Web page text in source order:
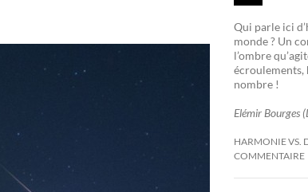
Qui parle ici
monde ? Un
l’ombre
écroulements,
nombre !
Elémir Bourges
HARMONIE VS.
COMMENTAIRE